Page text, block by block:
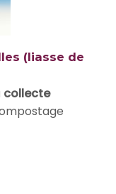
(liasse de
collecte